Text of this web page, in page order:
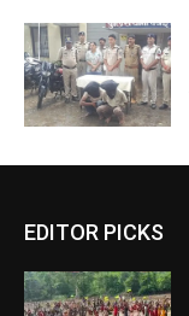
EDITOR PICKS